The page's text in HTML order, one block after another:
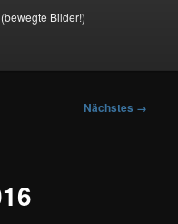
Bilder!)
Nächstes →